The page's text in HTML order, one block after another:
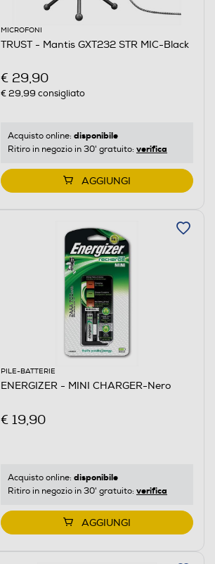
MICROFONI
TRUST - Mantis GXT232 STR MIC-Black
€ 29,90
€ 29,99 consigliato
Acquisto online: disponibile
Ritiro in negozio in 30' gratuito: verifica
AGGIUNGI
PILE-BATTERIE
ENERGIZER - MINI CHARGER-Nero
€ 19,90
Acquisto online: disponibile
Ritiro in negozio in 30' gratuito: verifica
AGGIUNGI